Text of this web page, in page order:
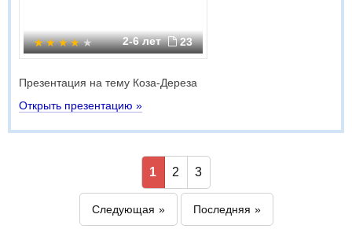
2-6 лет 23
Презентация на тему Коза-Дереза
Открыть презентацию »
1 2 3
Следующая Последняя